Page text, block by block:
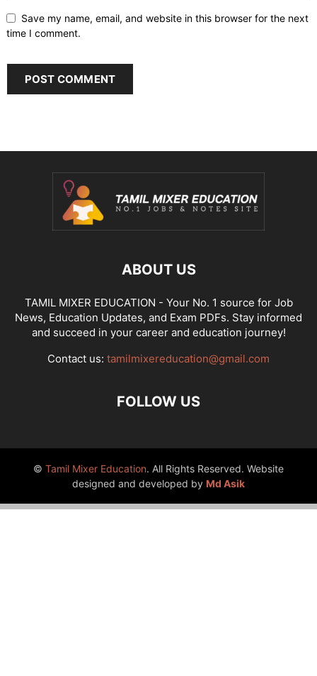
Save my name, email, and website in this browser for the next
time I comment.
ABOUT US
TAMIL MIXER EDUCATION - Your No. 1 source for Job
News, Education Updates, and Exam PDFs. Stay informed
and succeed in your career and education journey!
Contact us: tamilmixereducation@gmail.com
FOLLOW US
© Tamil Mixer Education. All Rights Reserved. Website
designed and developed by Md Asik